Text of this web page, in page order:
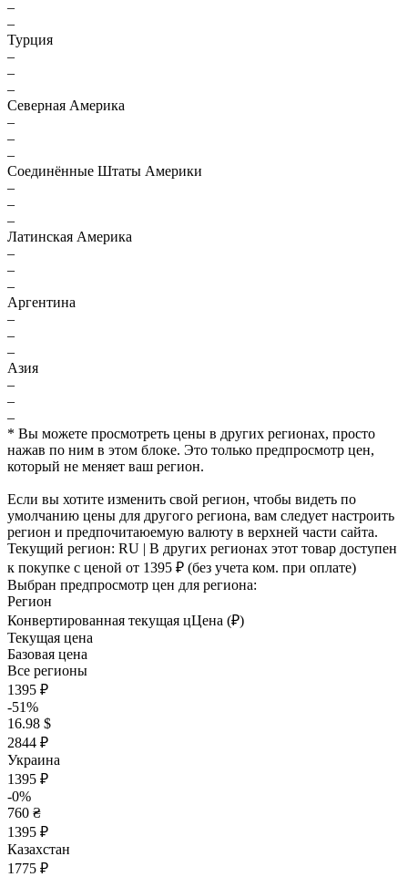
–
–
Турция
–
–
–
Северная Америка
–
–
–
Соединённые Штаты Америки
–
–
–
Латинская Америка
–
–
–
Аргентина
–
–
–
Азия
–
–
–
* Вы можете просмотреть цены в других регионах, просто
нажав по ним в этом блоке. Это только предпросмотр цен,
который не меняет ваш регион.
Если вы хотите изменить свой регион, чтобы видеть по
умолчанию цены для другого региона, вам следует настроить
регион и предпочитаюемую валюту в верхней части сайта.
Текущий регион: RU | В других регионах этот товар доступен
к покупке с ценой от 1395 ₽ (без учета ком. при оплате)
Выбран предпросмотр цен для региона:
Регион
Конвертированная текущая цЦена (₽)
Текущая цена
Базовая цена
Все регионы
1395 ₽
-51%
16.98 $
2844 ₽
Украина
1395 ₽
-0%
760 ₴
1395 ₽
Казахстан
1775 ₽